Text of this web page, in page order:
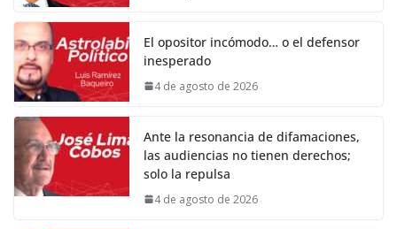
El opositor incómodo… o el defensor
inesperado
4 de agosto de 2026
Ante la resonancia de difamaciones,
las audiencias no tienen derechos;
solo la repulsa
4 de agosto de 2026